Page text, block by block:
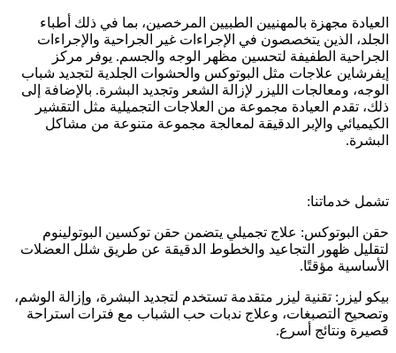
العيادة مجهزة بالمهنيين الطبيين المرخصين، بما في ذلك أطباء
الجلد، الذين يتخصصون في الإجراءات غير الجراحية والإجراءات
الجراحية الطفيفة لتحسين مظهر الوجه والجسم. يوفر مركز
إيفرشاين علاجات مثل البوتوكس والحشوات الجلدية لتجديد شباب
الوجه، ومعالجات الليزر لإزالة الشعر وتجديد البشرة. بالإضافة إلى
ذلك، تقدم العيادة مجموعة من العلاجات التجميلية مثل التقشير
الكيميائي والإبر الدقيقة لمعالجة مجموعة متنوعة من مشاكل
البشرة.
تشمل خدماتنا:
حقن البوتوكس: علاج تجميلي يتضمن حقن توكسين البوتولينوم
لتقليل ظهور التجاعيد والخطوط الدقيقة عن طريق شلل العضلات
الأساسية مؤقتًا.
بيكو ليزر: تقنية ليزر متقدمة تستخدم لتجديد البشرة، وإزالة الوشم،
وتصحيح التصبغات، وعلاج ندبات حب الشباب مع فترات استراحة
قصيرة ونتائج أسرع.